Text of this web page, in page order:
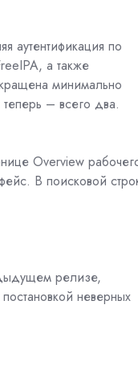
аутентификация по
а также
минимально
– всего два.
Overview
В поисковой
релизе,
неверных